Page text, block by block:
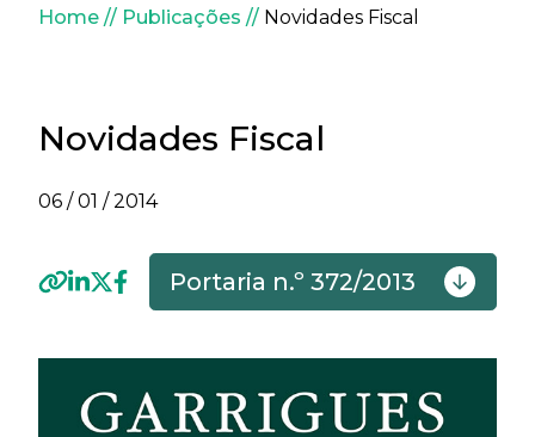
Navegação estrutural
Home Publicações Novidades Fiscal
Novidades Fiscal
06 / 01 / 2014
Portaria n.º 372/2013